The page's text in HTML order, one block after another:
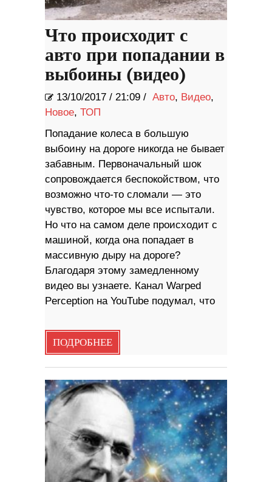
Что происходит с
авто при попадании в
выбоины (видео)
13/10/2017 / 21:09 / Авто, Видео,
Новое, ТОП
Попадание колеса в большую
выбоину на дороге никогда не бывает
забавным. Первоначальный шок
сопровождается беспокойством, что
возможно что-то сломали — это
чувство, которое мы все испытали.
Но что на самом деле происходит с
машиной, когда она попадает в
массивную дыру на дороге?
Благодаря этому замедленному
видео вы узнаете. Канал Warped
Perception на YouTube подумал, что
ПОДРОБНЕЕ